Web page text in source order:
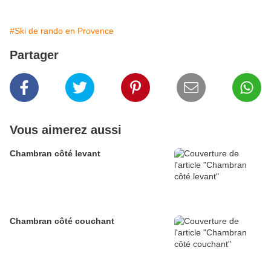
#Ski de rando en Provence
Partager
Vous aimerez aussi
Chambran côté levant
Chambran côté couchant